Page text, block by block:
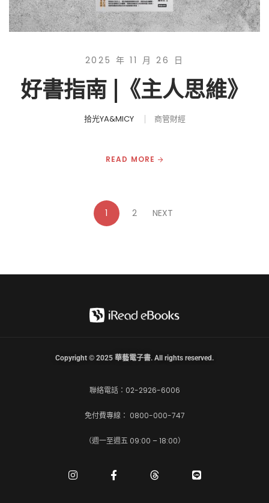
2025 年 11 月 26 日
好書指南 |《主人思維》
拾光YA&MICY 商管財經
READ MORE
1 2 NEXT
聯絡電話：02-2926-6006
免付費專線： 0800-000-747
（週一至週五 09:00 – 18:00）
Copyright © 2025 華藝電子書. All rights reserved.